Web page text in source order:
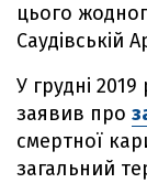
цього
Саудівській
У грудні
заявив про
смертної
загальний